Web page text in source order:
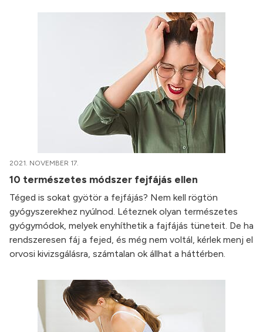
2021. NOVEMBER 17.
10 természetes módszer fejfájás ellen
Téged is sokat gyötör a fejfájás? Nem kell rögtön
gyógyszerekhez nyúlnod. Léteznek olyan természetes
gyógymódok, melyek enyhíthetik a fajfájás tüneteit. De ha
rendszeresen fáj a fejed, és még nem voltál, kérlek menj el
orvosi kivizsgálásra, számtalan ok állhat a háttérben.